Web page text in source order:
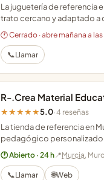
La juguetería de referencia
trato cercano y adaptado a
🕐 Cerrado · abre mañana a
📞Llamar
R-.Crea Material
★★★★★5.0· 4 reseñas
La tienda de referencia en
pedagógico
🕐 Abierto · 24 h📍Murcia,
📞Llamar 🌐Web